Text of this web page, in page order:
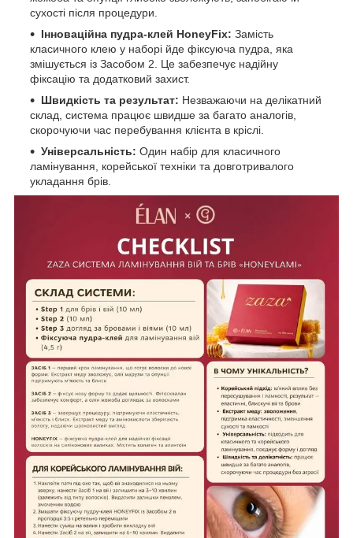
сухості після процедури.
Інноваційна пудра-клей HoneyFix: Замість
класичного клею у наборі йде фіксуюча пудра, яка
змішується із Засобом 2. Це забезпечує надійну
фіксацію та додатковий захист.
Швидкість та результат: Незважаючи на делікатний
склад, система працює швидше за багато аналогів,
скорочуючи час перебування клієнта в кріслі.
Універсальність: Один набір для класичного
ламінування, корейської техніки та довготривалого
укладання брів.